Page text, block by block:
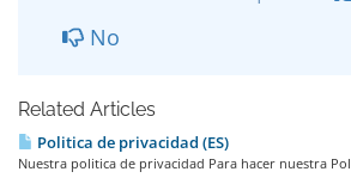
No
Related Articles
Politica de privacidad (ES)
Nuestra politica de privacidad Para hacer nuestra